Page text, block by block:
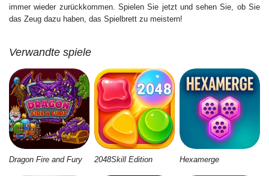
immer wieder zurückkommen. Spielen Sie jetzt und sehen Sie, ob Sie
das Zeug dazu haben, das Spielbrett zu meistern!
Verwandte spiele
Dragon Fire and Fury 2048Skill Edition Hexamerge